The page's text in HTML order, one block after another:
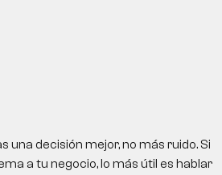
una decisión mejor, no más ruido. Si
a tu negocio, lo más útil es hablar